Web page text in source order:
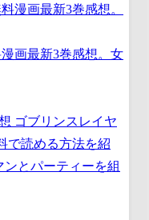
画最新3巻感想。女
ゴブリンスレイヤ
で読める方法を紹
とパーティーを組